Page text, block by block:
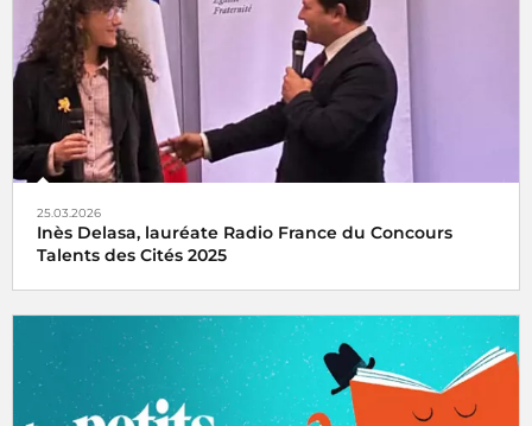
25.03.2026
Inès Delasa, lauréate Radio France du Concours
Talents des Cités 2025
Inès Delasa remporte le prix Radio France du concours
Talents des Cités pour la Boîte à Outinès, son entreprise
qu'elle a fondée à Rennes